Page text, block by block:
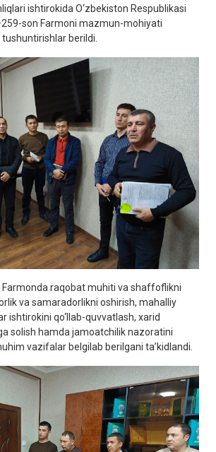
ishtirokida O‘zbekiston Respublikasi
son Farmoni mazmun-mohiyati
berildi.
raqobat muhiti va shaffoflikni
va samaradorlikni oshirish, mahalliy
ishtirokini qo‘llab-quvvatlash, xarid
solish hamda jamoatchilik nazoratini
vazifalar belgilab berilgani ta’kidlandi.